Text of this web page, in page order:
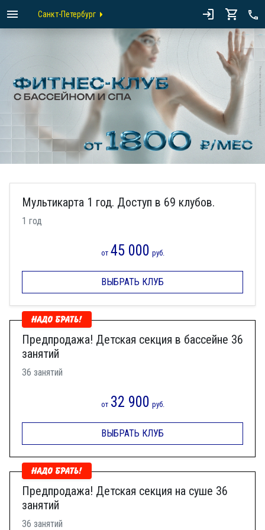
Санкт-Петербург
Мультикарта 1 год. Доступ в 69 клубов.
1 год
от 45 000 руб.
ВЫБРАТЬ КЛУБ
Предпродажа! Детская секция в бассейне 36
занятий
36 занятий
от 32 900 руб.
ВЫБРАТЬ КЛУБ
Предпродажа! Детская секция на суше 36
занятий
36 занятий